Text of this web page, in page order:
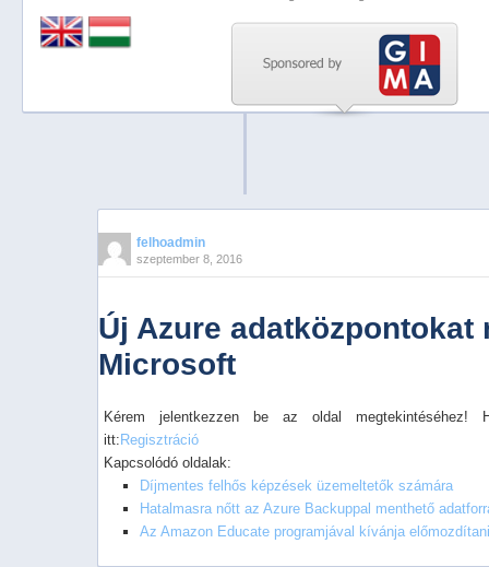
felhoadmin
szeptember 8, 2016
Új Azure adatközpontokat
Microsoft
Kérem jelentkezzen be az oldal megtekintéséhez!
itt: Regisztráció
Kapcsolódó oldalak:
Díjmentes felhős képzések üzemeltetők számára
Hatalmasra nőtt az Azure Backuppal menthető
Az Amazon Educate programjával kívánja